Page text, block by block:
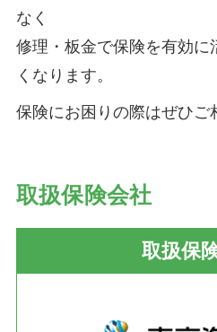
なく
修理・板金で保険を有効に
くなります。
保険にお困りの際はぜひご
取扱保険会社
取扱保